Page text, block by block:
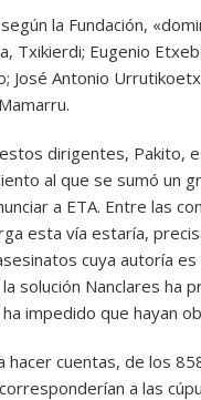
la Fundación,
Txikierdi; Eugenio
José Antonio
dirigentes, Pakito,
al que se sumó un
a ETA. Entre las
esta vía estaría,
cuya autoría es
solución Nanclares ha
impedido que hayan
hacer cuentas, de los
a las